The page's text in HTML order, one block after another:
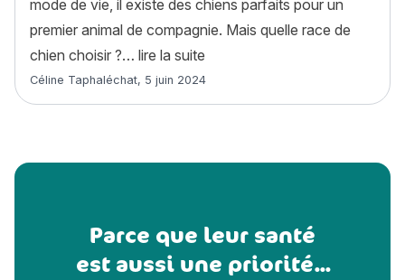
mode de vie, il existe des chiens parfaits pour un
premier animal de compagnie. Mais quelle race de
chien choisir ?… lire la suite
Article rédigé par
Céline Taphaléchat, 5 juin 2024
Parce que leur santé
est aussi une priorité...